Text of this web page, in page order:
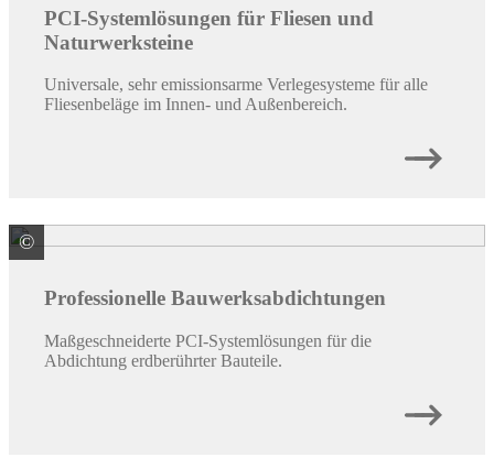
PCI-Systemlösungen für Fliesen und
Naturwerksteine
Universale, sehr emissionsarme Verlegesysteme für alle
Fliesenbeläge im Innen- und Außenbereich.
© PCI Augsburg GmbH
Professionelle Bauwerksabdichtungen
Maßgeschneiderte PCI-Systemlösungen für die
Abdichtung erdberührter Bauteile.